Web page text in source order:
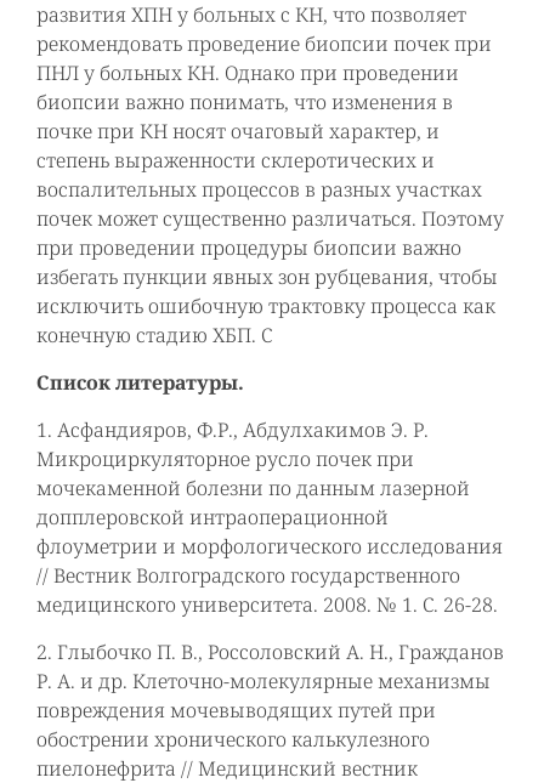
развития ХПН у больных с КН, что позволяет
рекомендовать проведение биопсии почек при
ПНЛ у больных КН. Однако при проведении
биопсии важно понимать, что изменения в
почке при КН носят очаговый характер, и
степень выраженности склеротических и
воспалительных процессов в разных участках
почек может существенно различаться. Поэтому
при проведении процедуры биопсии важно
избегать пункции явных зон рубцевания, чтобы
исключить ошибочную трактовку процесса как
конечную стадию ХБП. С
Список литературы.
1. Асфандияров, Ф.Р., Абдулхакимов Э. Р.
Микроциркуляторное русло почек при
мочекаменной болезни по данным лазерной
допплеровской интраоперационной
флоуметрии и морфологического исследования
// Вестник Волгоградского государственного
медицинского университета. 2008. № 1. С. 26-28.
2. Глыбочко П. В., Россоловский А. Н., Гражданов
Р. А. и др. Клеточно-молекулярные механизмы
повреждения мочевыводящих путей при
обострении хронического калькулезного
пиелонефрита // Медицинский вестник